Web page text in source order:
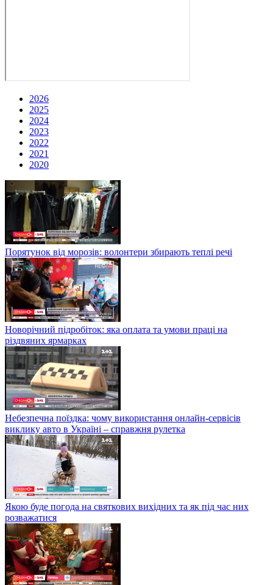
2026
2025
2024
2023
2022
2021
2020
Порятунок від морозів: волонтери збирають теплі речі
Новорічний підробіток: яка оплата та умови праці на
різдвяних ярмарках
Небезпечна поїздка: чому використання онлайн-сервісів
виклику авто в Україні – справжня рулетка
Якою буде погода на святкових вихідних та як під час них
розважатися